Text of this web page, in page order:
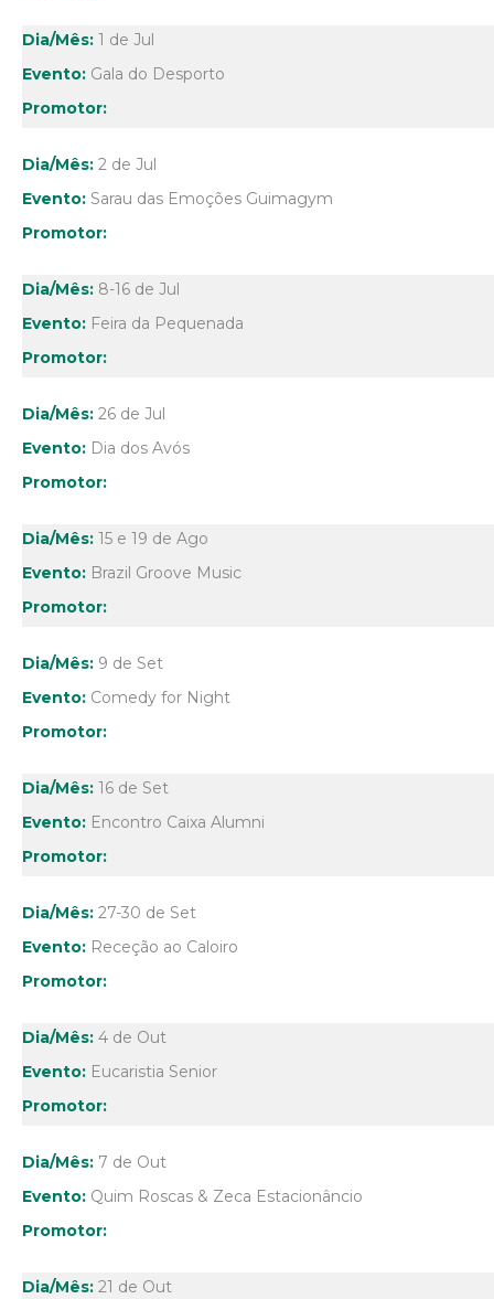
1 de Jul
Gala do Desporto
2 de Jul
Sarau das Emoções Guimagym
8-16 de Jul
Feira da Pequenada
26 de Jul
Dia dos Avós
15 e 19 de Ago
Brazil Groove Music
9 de Set
Comedy for Night
16 de Set
Encontro Caixa Alumni
27-30 de Set
Receção ao Caloiro
4 de Out
Eucaristia Senior
7 de Out
Quim Roscas & Zeca Estacionâncio
21 de Out